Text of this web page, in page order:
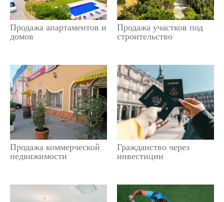
Продажа апартаментов и
домов
Продажа участков под
строительство
Продажа коммерческой
недвижимости
Гражданство через
инвестиции